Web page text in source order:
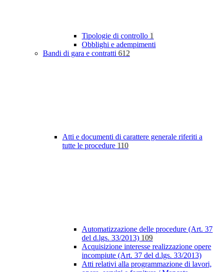
Tipologie di controllo 1
Obblighi e adempimenti
Bandi di gara e contratti 612
Atti e documenti di carattere generale riferiti a
tutte le procedure 110
Automatizzazione delle procedure (Art. 37
del d.lgs. 33/2013) 109
Acquisizione interesse realizzazione opere
incompiute (Art. 37 del d.lgs. 33/2013)
Atti relativi alla programmazione di lavori,